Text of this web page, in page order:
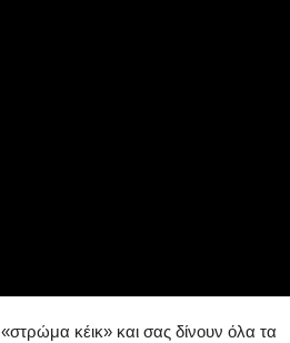
κέικ» και σας δίνουν όλα τα